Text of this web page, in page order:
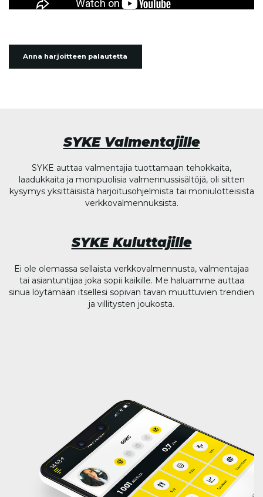
Anna harjoitteen palautetta
SYKE Valmentajille
SYKE auttaa valmentajia tuottamaan tehokkaita,
laadukkaita ja monipuolisia valmennussisältöjä, oli sitten
kysymys yksittäisistä harjoitusohjelmista tai moniulotteisista
verkkovalmennuksista.
SYKE Kuluttajille
Ei ole olemassa sellaista verkkovalmennusta, valmentajaa
tai asiantuntijaa joka sopii kaikille. Me haluamme auttaa
sinua löytämään itsellesi sopivan tavan muuttuvien trendien
ja villitysten joukosta.